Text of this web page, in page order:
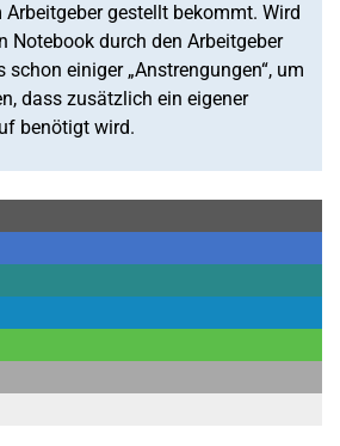
Arbeitgeber gestellt bekommt. Wird
Notebook durch den Arbeitgeber
schon einiger „Anstrengungen“, um
dass zusätzlich ein eigener
benötigt wird.